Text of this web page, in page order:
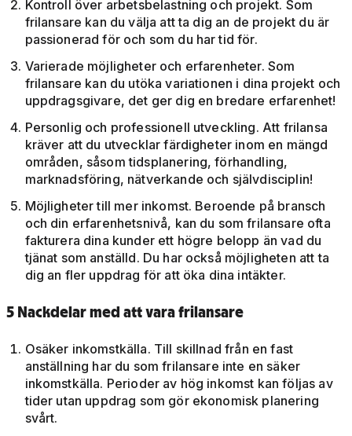
Kontroll över arbetsbelastning och projekt. Som
frilansare kan du välja att ta dig an de projekt du är
passionerad för och som du har tid för.
Varierade möjligheter och erfarenheter. Som
frilansare kan du utöka variationen i dina projekt och
uppdragsgivare, det ger dig en bredare erfarenhet!
Personlig och professionell utveckling. Att frilansa
kräver att du utvecklar färdigheter inom en mängd
områden, såsom tidsplanering, förhandling,
marknadsföring, nätverkande och självdisciplin!
Möjligheter till mer inkomst. Beroende på bransch
och din erfarenhetsnivå, kan du som frilansare ofta
fakturera dina kunder ett högre belopp än vad du
tjänat som anställd. Du har också möjligheten att ta
dig an fler uppdrag för att öka dina intäkter.
5 Nackdelar med att vara frilansare
Osäker inkomstkälla. Till skillnad från en fast
anställning har du som frilansare inte en säker
inkomstkälla. Perioder av hög inkomst kan följas av
tider utan uppdrag som gör ekonomisk planering
svårt.